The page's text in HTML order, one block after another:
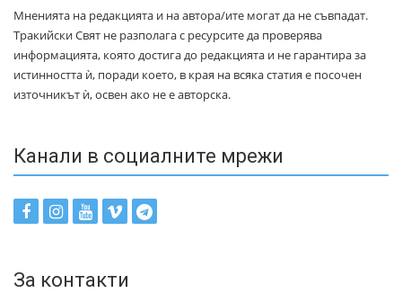
Мненията на редакцията и на автора/ите могат да не съвпадат.
Тракийски Свят не разполага с ресурсите да проверява
информацията, която достига до редакцията и не гарантира за
истинността ѝ, поради което, в края на всяка статия е посочен
източникът ѝ, освен ако не е авторска.
Канали в социалните мрежи
За контакти